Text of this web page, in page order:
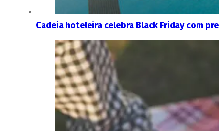
Cadeia hoteleira celebra Black Friday com